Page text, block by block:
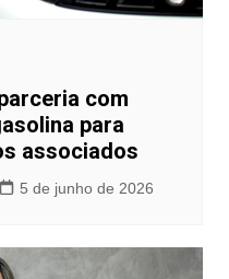
com
para
associados
5 de junho de 2026